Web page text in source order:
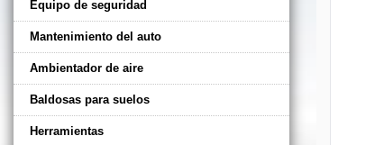
Equipo de seguridad
Mantenimiento del auto
Ambientador de aire
Baldosas para suelos
Herramientas